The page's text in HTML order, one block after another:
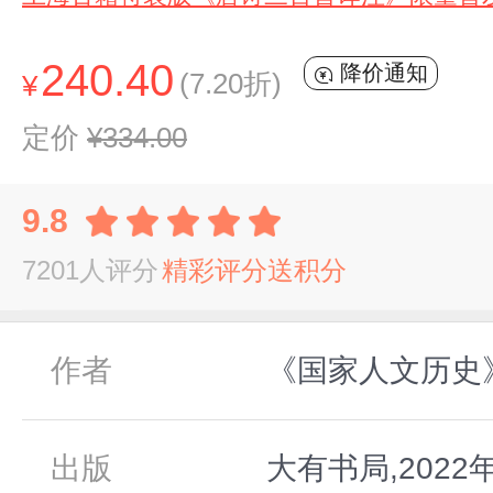
¥240.40 (7.20折) 降价通知
定价 ¥334.00
9.8
7201人评分精彩评分送积分
作者 《国家人文历史
出版 大有书局,2022